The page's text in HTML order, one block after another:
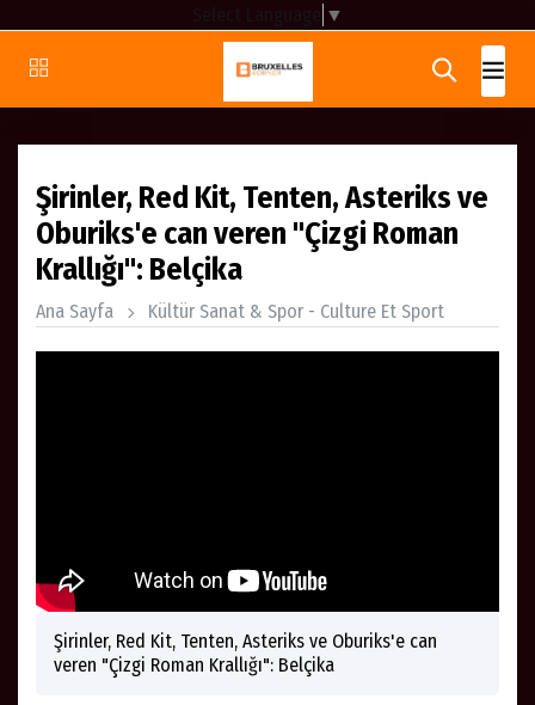
▼
Şirinler, Red Kit, Tenten, Asteriks ve
Oburiks'e can veren "Çizgi Roman
Krallığı": Belçika
Ana Sayfa Kültür Sanat & Spor - Culture Et Sport
Şirinler, Red Kit, Tenten, Asteriks ve Oburiks'e can
veren "Çizgi Roman Krallığı": Belçika